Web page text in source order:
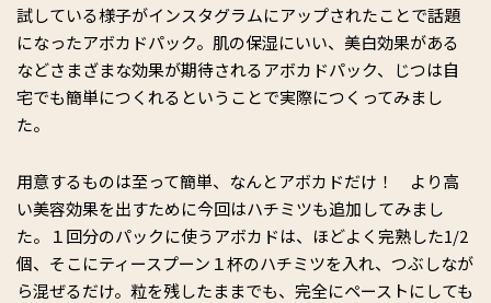
試している様子がインスタグラムにアップされたことで話題
になったアボカドパック。肌の保湿にいい、美白効果がある
などさまざまな効果が期待されるアボカドパック、じつは自
宅でも簡単につくれるということで実際につくってみまし
た。
用意するものは至って簡単、なんとアボカドだけ！ より高
い美容効果を出すために今回はハチミツも追加してみまし
た。１回分のパックに使うアボカドは、ほどよく完熟した1/2
個、そこにティースプーン１杯のハチミツを入れ、つぶしなが
ら混ぜるだけ。粒を残したままでも、完全にペーストにしても